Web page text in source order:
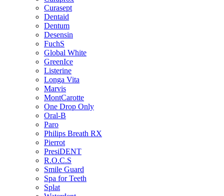
Curasept
Dentaid
Dentum
Desensin
FuchS
Global White
GreenIce
Listerine
Longa Vita
Marvis
MontCarotte
One Drop Only
Oral-B
Paro
Philips Breath RX
Pierrot
PresiDENT
R.O.C.S
Smile Guard
Spa for Teeth
Splat